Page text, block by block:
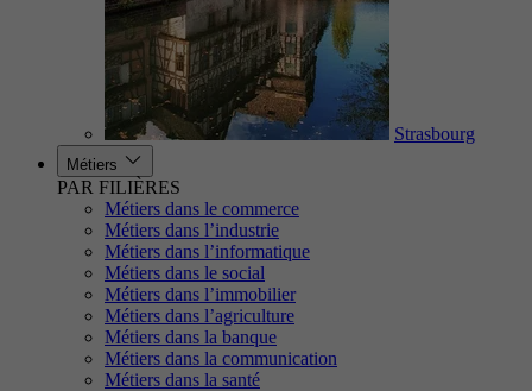
Strasbourg
Métiers
PAR FILIÈRES
Métiers dans le commerce
Métiers dans l’industrie
Métiers dans l’informatique
Métiers dans le social
Métiers dans l’immobilier
Métiers dans l’agriculture
Métiers dans la banque
Métiers dans la communication
Métiers dans la santé